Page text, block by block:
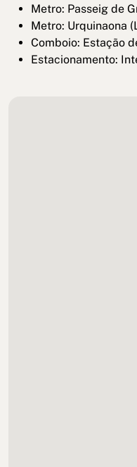
Metro: Passeig de
Metro: Urquinaona
Comboio: Estação
Estacionamento: